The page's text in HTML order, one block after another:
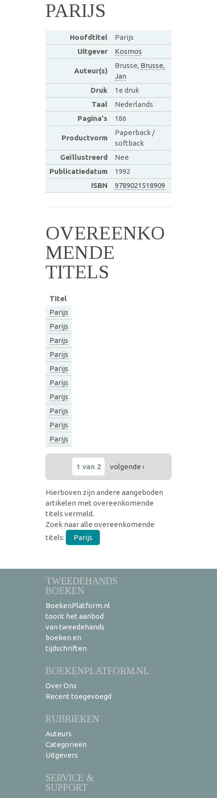
PARIJS
Hoofdtitel
Parijs
Uitgever
Kosmos
Auteur(s)
Brusse, Brusse,
Jan
Druk
1e druk
Taal
Nederlands
Pagina's
186
Productvorm
Paperback /
softback
Geïllustreerd
Nee
Publicatiedatum
1992
ISBN
9789021518909
OVEREENKO
MENDE
TITELS
Titel
Parijs
Parijs
Parijs
Parijs
Parijs
Parijs
Parijs
Parijs
Parijs
Parijs
1 van 2 volgende ›
Hierboven zijn andere aangeboden
artikelen met overeenkomende
titels vermeld.
Zoek naar alle overeenkomende
titels:
Parijs
TWEEDEHANDS
BOEKEN
BoekenPlatform.nl
toont het aanbod
van tweedehands
boeken en
tijdschriften
BOEKENPLATFORM.NL
Over Ons
Recent toegevoegd
RUBRIEKEN
Auteurs
Categorieën
Uitgevers
SERVICE &
SUPPORT